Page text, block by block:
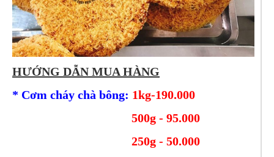
HƯỚNG DẪN MUA HÀNG
* Cơm cháy chà bông: 1kg-190.000
500g - 95.000
250g - 50.000